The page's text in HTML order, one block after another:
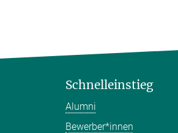
Schnelleinstieg
Alumni
Bewerber*innen